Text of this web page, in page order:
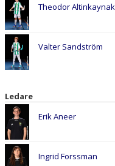
Theodor Altinkaynak
Valter Sandström
Ledare
Erik Aneer
Ingrid Forssman